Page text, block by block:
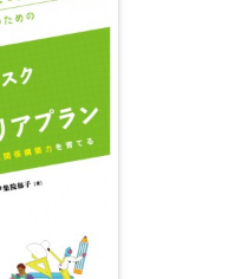
たちが、対話を通して
き合い、他者を寛容に
得て、自らの考えを深
を助けます。
1部、読んで対話する
に社会を読む第3部か